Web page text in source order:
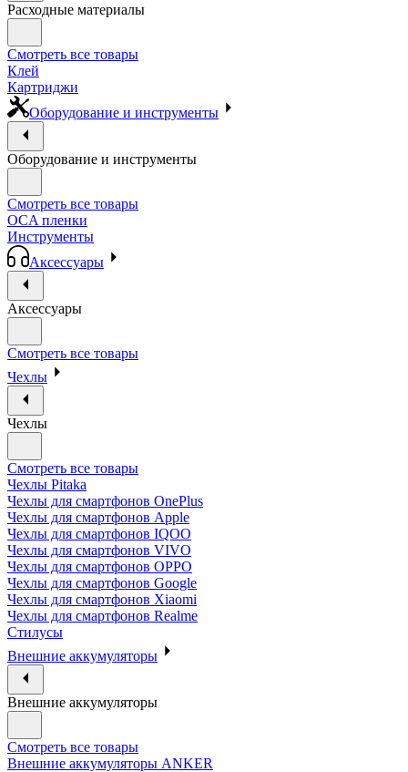
Расходные материалы
Смотреть все товары
Клей
Картриджи
Оборудование и инструменты
Оборудование и инструменты
Смотреть все товары
OCA пленки
Инструменты
Аксессуары
Аксессуары
Смотреть все товары
Чехлы
Чехлы
Смотреть все товары
Чехлы Pitaka
Чехлы для смартфонов OnePlus
Чехлы для смартфонов Apple
Чехлы для смартфонов IQOO
Чехлы для смартфонов VIVO
Чехлы для смартфонов OPPO
Чехлы для смартфонов Google
Чехлы для смартфонов Xiaomi
Чехлы для смартфонов Realme
Стилусы
Внешние аккумуляторы
Внешние аккумуляторы
Смотреть все товары
Внешние аккумуляторы ANKER